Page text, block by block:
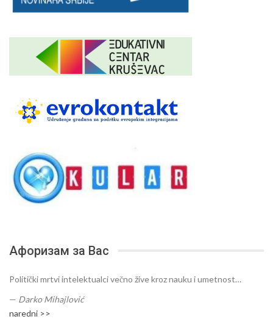
Афоризам за Вас
Politički mrtvi intelektualci večno žive kroz nauku i umetnost…
— Darko Mihajlović
naredni >>